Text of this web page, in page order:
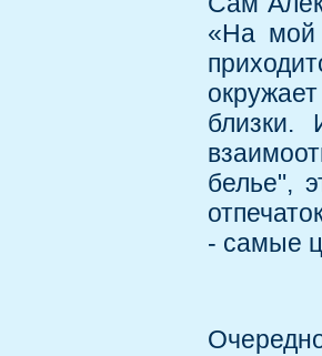
«На мой
близки.
белье",
- самые